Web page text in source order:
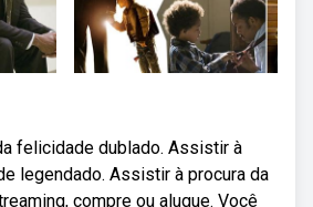
felicidade dublado. Assistir à
legendado. Assistir à procura da
compre ou alugue. Você